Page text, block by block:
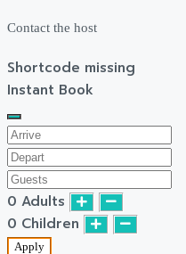
Contact the host
Shortcode missing
Instant Book
0 Adults
0 Children
Apply